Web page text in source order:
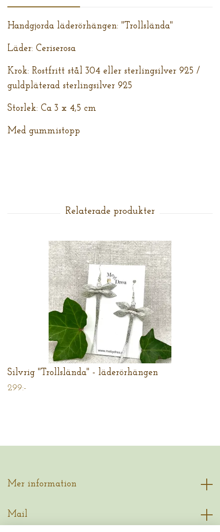
Handgjorda läderörhängen: "Trollslända"
Läder: Ceriserosa
Krok: Rostfritt stål 304 eller sterlingsilver 925 /
guldpläterad sterlingsilver 925
Storlek: Ca 3 x 4,5 cm
Med gummistopp
Silvrig "Trollslända" - läderörhängen
299:-
Mer information
Mail